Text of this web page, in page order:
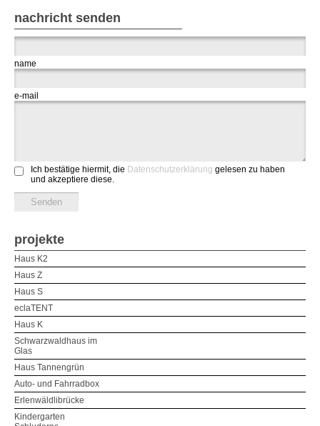
nachricht senden
name
e-mail
Ich bestätige hiermit, die Datenschutzerklärung gelesen zu haben
und akzeptiere diese.
projekte
Haus K2
Haus Z
Haus S
eclaTENT
Haus K
Schwarzwaldhaus im
Glas
Haus Tannengrün
Auto- und Fahrradbox
Erlenwäldlibrücke
Kindergarten